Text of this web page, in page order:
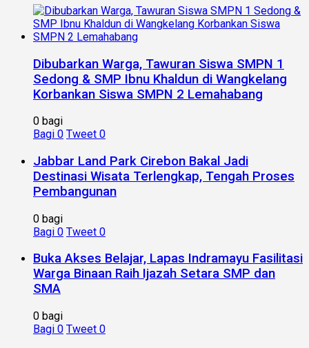
Dibubarkan Warga, Tawuran Siswa SMPN 1
Sedong & SMP Ibnu Khaldun di Wangkelang
Korbankan Siswa SMPN 2 Lemahabang
0 bagi
Bagi 0 Tweet 0
Jabbar Land Park Cirebon Bakal Jadi
Destinasi Wisata Terlengkap, Tengah Proses
Pembangunan
0 bagi
Bagi 0 Tweet 0
Buka Akses Belajar, Lapas Indramayu Fasilitasi
Warga Binaan Raih Ijazah Setara SMP dan
SMA
0 bagi
Bagi 0 Tweet 0